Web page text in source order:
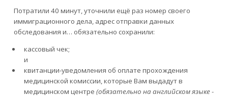
Потратили 40 минут, уточнили ещё раз номер своего
иммиграционного дела, адрес отправки данных
обследования и… обязательно сохранили:
кассовый чек;
и
квитанции-уведомления об оплате прохождения
медицинской комиссии, которые Вам выдадут в
медицинском центре (обязательно на английском языке -